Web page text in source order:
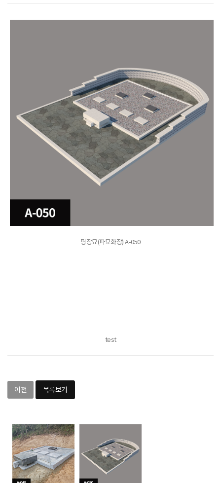
평장묘(파묘화장) A-050
test
이전 목록보기